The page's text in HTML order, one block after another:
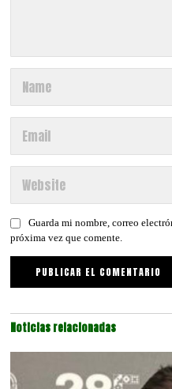
Guarda mi nombre, correo
próxima vez que comente.
Noticias relacionadas